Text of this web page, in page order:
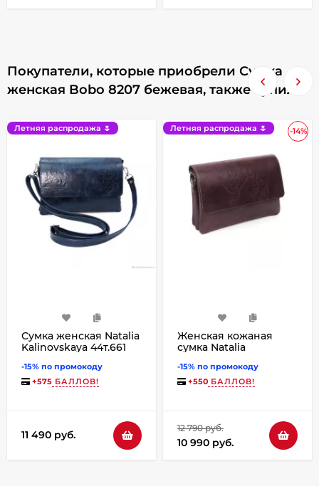
Покупатели, которые приобрели Сумка
женская Bobo 8207 бежевая, также купили
Летняя распродажа 🌷
Сумка женская Natalia
Kalinovskaya 44т.661
-15% по промокоду
+575 БАЛЛОВ!
11 490 руб.
-14%
Летняя распродажа 🌷
Женская кожаная
сумка Natalia
«Дария»
-15% по промокоду
+550 БАЛЛОВ!
12 790 руб.
10 990 руб.